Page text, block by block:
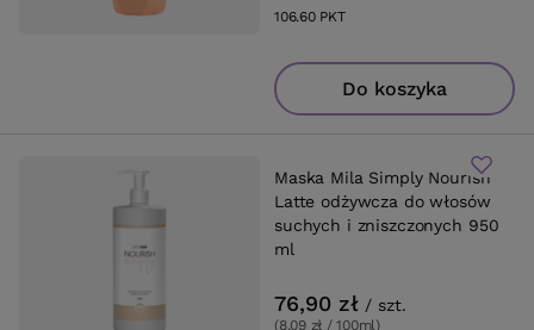
106.60PKTpunktów
Do koszyka
Maska Mila Simply Nourish
Latte odżywcza do włosów
suchych i zniszczonych 950
ml
76,90 zł / szt.
(8,09 zł / 100ml)